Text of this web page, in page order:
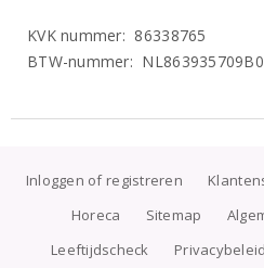
KVK nummer: 86338765
BTW-nummer:
Inloggen of registreren
Horeca
Sitemap
Leeftijdscheck
Privacybeleid